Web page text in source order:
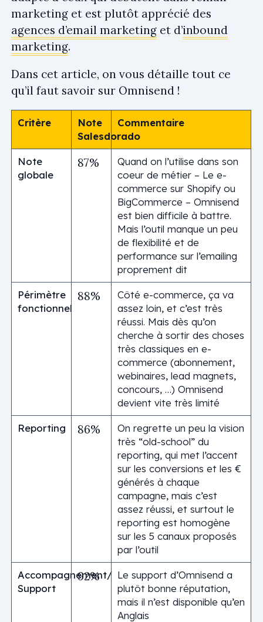
marketing et est plutôt apprécié des
agences d’email marketing et d’inbound
marketing.
Dans cet article, on vous détaille tout ce
qu’il faut savoir sur Omnisend !
Critère
Note
Salesdorado
Commentaire
Note
globale
87%
Quand on l’utilise dans son
coeur de métier – Le e-
commerce sur Shopify ou
BigCommerce – Omnisend
est bien difficile à battre.
Mais l’outil manque un peu
de flexibilité et de
performance sur l’emailing
proprement dit
Périmètre
fonctionnel
88%
Côté e-commerce, ça va
assez loin, et c’est très
réussi. Mais dès qu’on
cherche à sortir des choses
très classiques en e-
commerce (abonnement,
webinaires, lead magnets,
concours, …) Omnisend
devient vite très limité
Reporting 86%
On regrette un peu la vision
très “old-school” du
reporting, qui met l’accent
sur les conversions et les €
générés à chaque
campagne, mais c’est
assez réussi, et surtout le
reporting est homogène
sur les 5 canaux proposés
par l’outil
Accompagnement/
Support
92%
Le support d’Omnisend a
plutôt bonne réputation,
mais il n’est disponible qu’en
Anglais